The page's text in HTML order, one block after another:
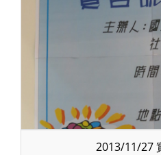
2013/11/27